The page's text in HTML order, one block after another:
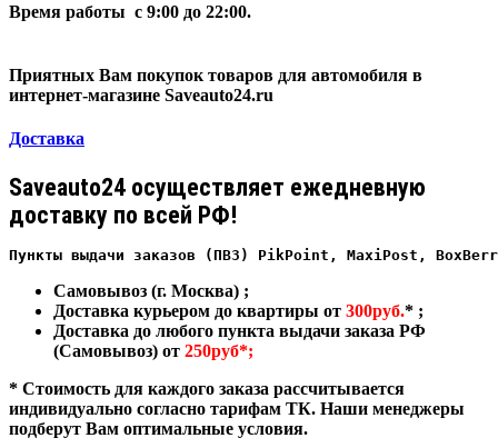
Время работы с 9:00 до 22:00.
Приятных Вам покупок товаров для автомобиля в
интернет-магазине Saveauto24.ru
Доставка
Saveauto24 осуществляет ежедневную
доставку по всей РФ!
Пункты выдачи заказов (ПВЗ) PikPoint, MaxiPost,
Самовывоз (г. Москва) ;
Доставка курьером до квартиры от 300руб.* ;
Доставка до любого пункта выдачи заказа РФ
(Самовывоз) от 250руб*;
* Стоимость для каждого заказа рассчитывается
индивидуально согласно тарифам ТК. Наши менеджеры
подберут Вам оптимальные условия.